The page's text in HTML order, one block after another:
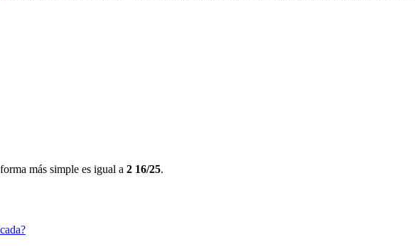
más simple es igual a 2 16/25.